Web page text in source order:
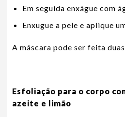
Em seguida enxágue com
Enxugue a pele e aplique
A máscara pode ser feita duas
Esfoliação para o corpo
azeite e limão